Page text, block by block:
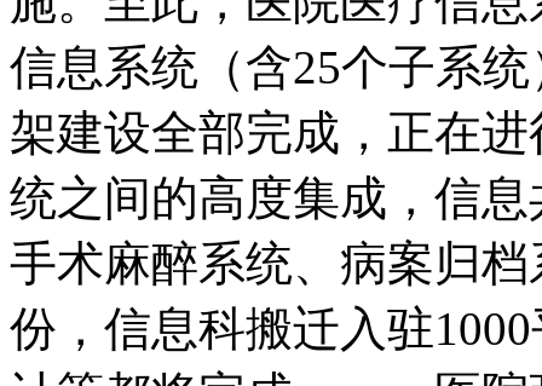
信息系统（含25个子系
架建设全部完成，正在
统之间的高度集成，信
手术麻醉系统、病案归
份，信息科搬迁入驻